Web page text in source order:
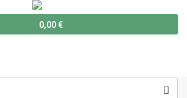
0,00 €